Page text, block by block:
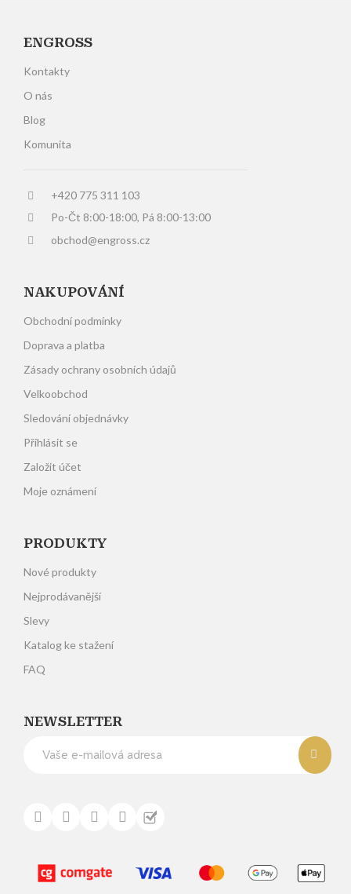
ENGROSS
Kontakty
O nás
Blog
Komunita
+420 775 311 103
Po-Čt 8:00-18:00, Pá 8:00-13:00
obchod@engross.cz
NAKUPOVÁNÍ
Obchodní podmínky
Doprava a platba
Zásady ochrany osobních údajů
Velkoobchod
Sledování objednávky
Přihlásit se
Založit účet
Moje oznámení
PRODUKTY
Nové produkty
Nejprodávanější
Slevy
Katalog ke stažení
FAQ
NEWSLETTER